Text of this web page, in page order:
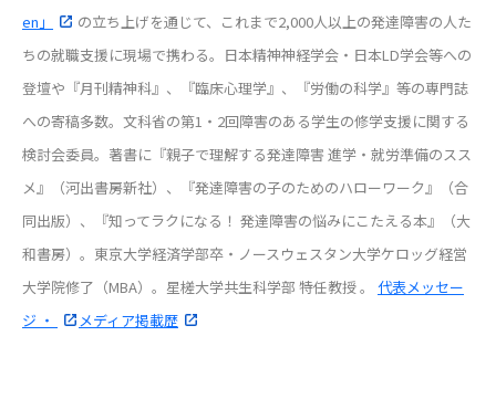
en」
の立ち上げを通じて、これまで2,000人以上の発達障害の人た
ちの就職支援に現場で携わる。日本精神神経学会・日本LD学会等への
登壇や『月刊精神科』、『臨床心理学』、『労働の科学』等の専門誌
への寄稿多数。文科省の第1・2回障害のある学生の修学支援に関する
検討会委員。著書に『親子で理解する発達障害 進学・就労準備のスス
メ』（河出書房新社）、『発達障害の子のためのハローワーク』（合
同出版）、『知ってラクになる！ 発達障害の悩みにこたえる本』（大
和書房）。東京大学経済学部卒・ノースウェスタン大学ケロッグ経営
大学院修了（MBA）。星槎大学共生科学部 特任教授 。 代表メッセー
ジ ・
メディア掲載歴